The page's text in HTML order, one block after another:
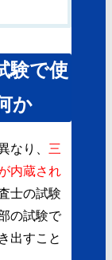
験で使
か
なり、 三
内蔵され
士の試験
の試験で
出すこと